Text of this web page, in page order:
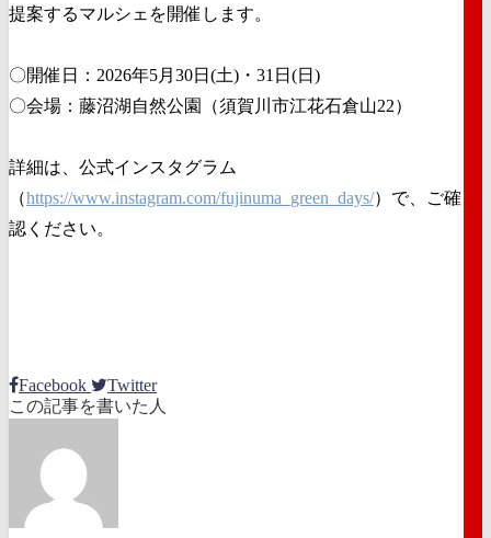
提案するマルシェを開催します。
〇開催日：2026年5月30日(土)・31日(日)
〇会場：藤沼湖自然公園（須賀川市江花石倉山22）
詳細は、公式インスタグラム
（https://www.instagram.com/fujinuma_green_days/）で、ご確
認ください。
Facebook
Twitter
この記事を書いた人